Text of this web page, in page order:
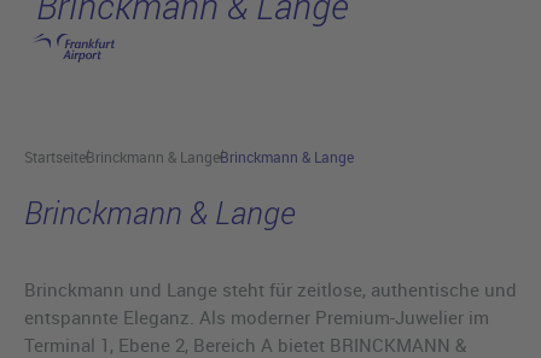
Hauptinhalt anspringen
StartseiteBrinckmann & LangeBrinckmann & Lange
Brinckmann & Lange
Brinckmann und Lange steht für zeitlose, authentische und
entspannte Eleganz. Als moderner Premium-Juwelier im
Terminal 1, Ebene 2, Bereich A bietet BRINCKMANN &